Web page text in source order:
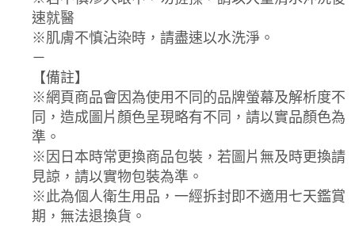
速就醫
※肌膚不慎沾染時，請盡速以水洗淨。
－
【備註】
※網頁商品會因為使用不同的品牌螢幕及解析度不
同，造成圖片顏色呈現略有不同，請以實品顏色為
準。
※因日本時常更換商品包裝，若圖片無及時更換請
見諒，請以實物包裝為準。
※此為個人衛生用品，一經拆封即不適用七天鑑賞
期，無法退換貨。